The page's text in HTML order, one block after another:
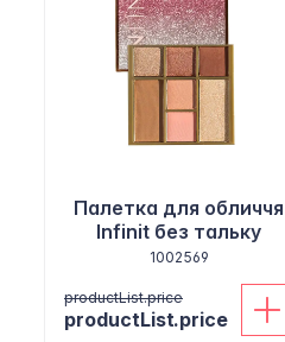
Палетка для обличчя
Infinit без тальку
1002569
productList.price
productList.price